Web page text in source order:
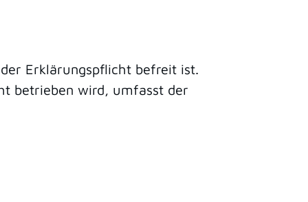
Erklärungspflicht befreit ist.
betrieben wird, umfasst der